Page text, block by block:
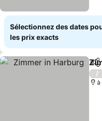
Sélectionnez des dates
les prix exacts
/
à